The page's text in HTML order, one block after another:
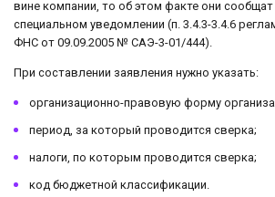
вине компании, то об этом факте они сообщат
специальном уведомлении (п. 3.4.3-3.4.6
ФНС от 09.09.2005 № САЭ-3-01/444).
При составлении заявления нужно указать:
организационно-правовую форму
период, за который проводится сверка;
налоги, по которым проводится сверка;
код бюджетной классификации.